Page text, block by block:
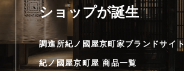
ショップが誕生
調進所紀ノ國屋京町家ブランドサイト
紀ノ國屋京町屋 商品一覧